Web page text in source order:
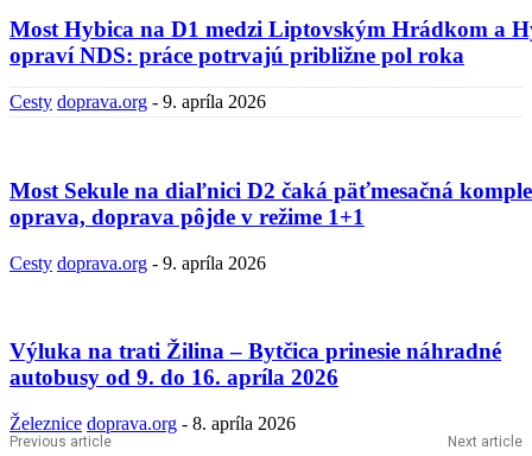
Most Hybica na D1 medzi Liptovským Hrádkom a
opraví NDS: práce potrvajú približne pol roka
Cesty doprava.org - 9. apríla 2026
Most Sekule na diaľnici D2 čaká päťmesačná
oprava, doprava pôjde v režime 1+1
Cesty doprava.org - 9. apríla 2026
Výluka na trati Žilina – Bytčica prinesie náhradné
autobusy od 9. do 16. apríla 2026
Železnice doprava.org - 8. apríla 2026
Previous article Next article